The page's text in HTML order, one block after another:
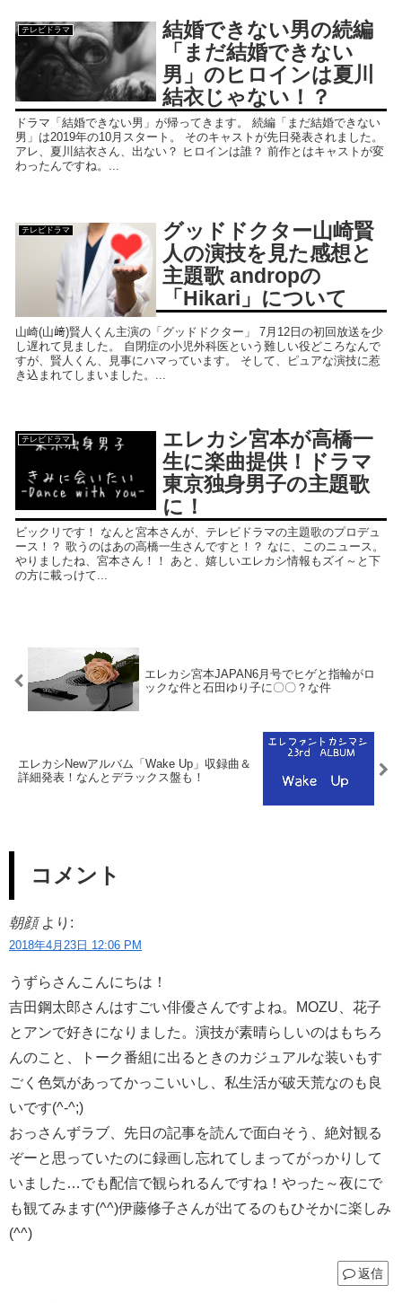
テレビドラマ
結婚できない男の続編
「まだ結婚できない
男」のヒロインは夏川
結衣じゃない！？
ドラマ「結婚できない男」が帰ってきます。 続編「まだ結婚できない
男」は2019年の10月スタート。 そのキャストが先日発表されました。
アレ、夏川結衣さん、出ない？ ヒロインは誰？ 前作とはキャストが変
わったんですね。...
テレビドラマ
グッドドクター山崎賢
人の演技を見た感想と
主題歌 andropの
「Hikari」について
山崎(山﨑)賢人くん主演の「グッドドクター」 7月12日の初回放送を少
し遅れて見ました。 自閉症の小児外科医という難しい役どころなんで
すが、賢人くん、見事にハマっています。 そして、ピュアな演技に惹
き込まれてしまいました。...
テレビドラマ
エレカシ宮本が高橋一
生に楽曲提供！ドラマ
東京独身男子の主題歌
に！
ビックリです！ なんと宮本さんが、テレビドラマの主題歌のプロデュ
ース！？ 歌うのはあの高橋一生さんですと！？ なに、このニュース。
やりましたね、宮本さん！！ あと、嬉しいエレカシ情報もズイ～と下
の方に載っけて...
エレカシ宮本JAPAN6月号でヒゲと指輪がロ
ックな件と石田ゆり子に〇〇？な件
エレカシNewアルバム「Wake Up」収録曲＆
詳細発表！なんとデラックス盤も！
コメント
朝顔 より:
2018年4月23日 12:06 PM
うずらさんこんにちは！
吉田鋼太郎さんはすごい俳優さんですよね。MOZU、花子
とアンで好きになりました。演技が素晴らしいのはもちろ
んのこと、トーク番組に出るときのカジュアルな装いもす
ごく色気があってかっこいいし、私生活が破天荒なのも良
いです(^-^;)
おっさんずラブ、先日の記事を読んで面白そう、絶対観る
ぞーと思っていたのに録画し忘れてしまってがっかりして
いました…でも配信で観られるんですね！やった～夜にで
も観てみます(^^)伊藤修子さんが出てるのもひそかに楽しみ
(^^)
返信